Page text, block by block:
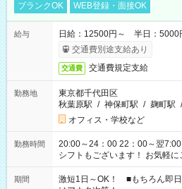
ブランクOK
WEB登録・面接OK
給与
日給：12500円～ 半日：5000
交通費別途支給あり
交通費 交通費規定支給
勤務地
東京都千代田区
秋葉原駅 / 神保町駅 / 麹町駅
オフィス・学校など
勤務時間
20:00～24：00 22：00～翌7:00 …
シフトもございます！ お気軽に
期間
激短1日～OK！ ■もちろん即